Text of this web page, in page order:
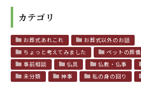
カテゴリ
お葬式あれこれ
お葬式以外のお話
ちょっと考えてみました
ペットの葬儀
事前相談
仏具 仏教・仏事
未分類
神事 私の身の回り